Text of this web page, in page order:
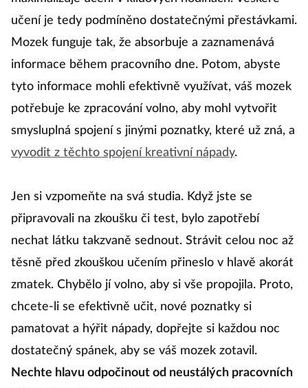
učení je tedy podmíněno dostatečnými přestávkami.
Mozek funguje tak, že absorbuje a zaznamenává
informace během pracovního dne. Potom, abyste
tyto informace mohli efektivně využívat, váš mozek
potřebuje ke zpracování volno, aby mohl vytvořit
smysluplná spojení s jinými poznatky, které už zná, a
vyvodit z těchto spojení kreativní nápady.
Jen si vzpomeňte na svá studia. Když jste se
připravovali na zkoušku či test, bylo zapotřebí
nechat látku takzvaně sednout. Strávit celou noc až
těsně před zkouškou učením přineslo v hlavě akorát
zmatek. Chybělo jí volno, aby si vše propojila. Proto,
chcete-li se efektivně učit, nové poznatky si
pamatovat a hýřit nápady, dopřejte si každou noc
dostatečný spánek, aby se váš mozek zotavil.
Nechte hlavu odpočinout od neustálých pracovních